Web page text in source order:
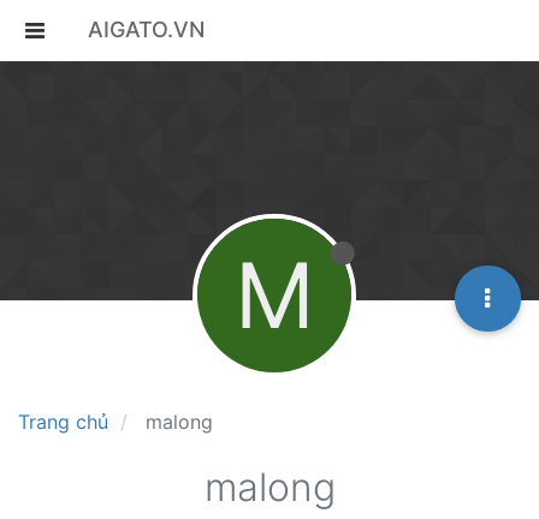
AIGATO.VN
Trang chủ malong
M
malong